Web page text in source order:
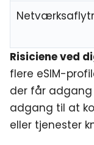
Risiciene ved
flere eSIM-
der får adgang
adgang til at
eller tjenester